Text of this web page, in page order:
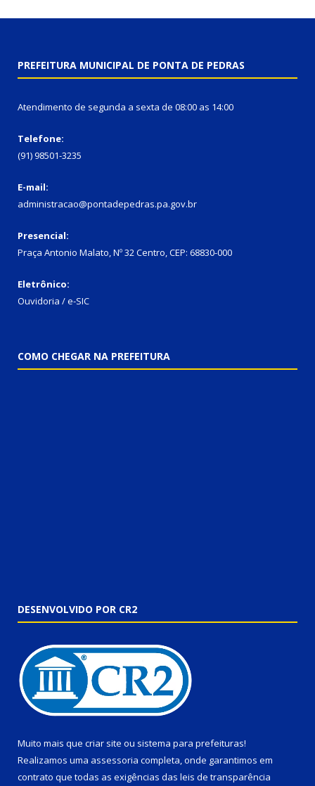
PREFEITURA MUNICIPAL DE PONTA DE PEDRAS
Atendimento de segunda a sexta de 08:00 as 14:00
Telefone:
(91) 98501-3235
E-mail:
administracao@pontadepedras.pa.gov.br
Presencial:
Praça Antonio Malato, Nº 32 Centro, CEP: 68830-000
Eletrônico:
Ouvidoria / e-SIC
COMO CHEGAR NA PREFEITURA
DESENVOLVIDO POR CR2
Muito mais que criar site ou sistema para prefeituras!
Realizamos uma assessoria completa, onde garantimos em
contrato que todas as exigências das leis de transparência